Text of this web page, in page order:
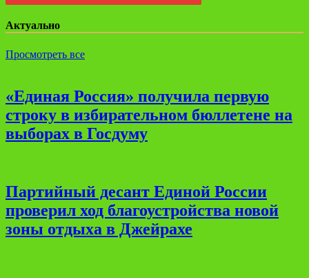
Актуально
Просмотреть все
«Единая Россия» получила первую
строку в избирательном бюллетене на
выборах в Госдуму
Партийный десант Единой России
проверил ход благоустройства новой
зоны отдыха в Джейрахе